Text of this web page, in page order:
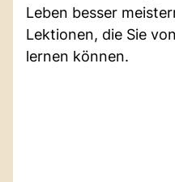
Leben besser
Lektionen, die Sie
lernen können.